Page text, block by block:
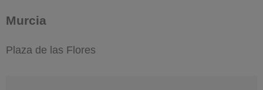
Murcia
Plaza de las Flores